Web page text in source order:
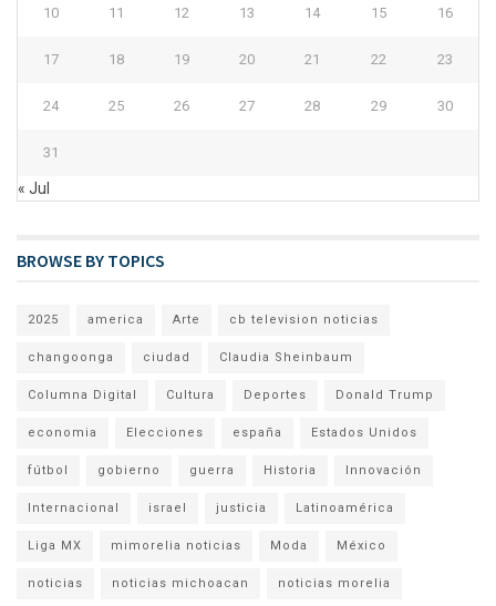
10 11 12 13 14 15 16
17 18 19 20 21 22 23
24 25 26 27 28 29 30
31
« Jul
BROWSE BY TOPICS
2025 america Arte cb television noticias
changoonga ciudad Claudia Sheinbaum
Columna Digital Cultura Deportes Donald Trump
economia Elecciones españa Estados Unidos
fútbol gobierno guerra Historia Innovación
Internacional israel justicia Latinoamérica
Liga MX mimorelia noticias Moda México
noticias noticias michoacan noticias morelia